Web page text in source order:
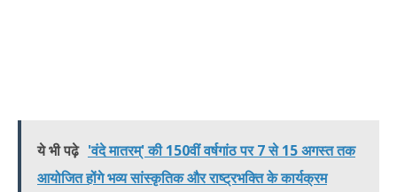
ये भी पढ़े 'वंदे मातरम्' की 150वीं वर्षगांठ पर 7 से 15 अगस्त तक
आयोजित होंगे भव्य सांस्कृतिक और राष्ट्रभक्ति के कार्यक्रम